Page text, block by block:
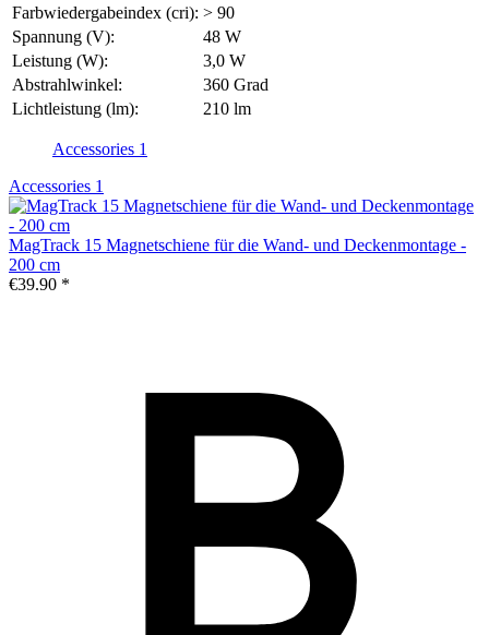
Farbwiedergabeindex (cri): > 90
Spannung (V):
48 W
Leistung (W):
3,0 W
Abstrahlwinkel:
360 Grad
Lichtleistung (lm):
210 lm
Accessories 1
Accessories 1
MagTrack 15 Magnetschiene für die Wand- und Deckenmontage -
200 cm
€39.90 *